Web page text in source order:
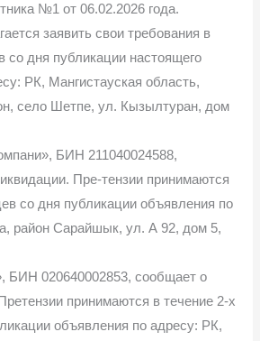
№1 от 06.02.2026 года.
заявить свои требования в
со дня публикации настоящего
РК, Мангистауская область,
село Шетпе, ул. Кызылтуран, дом
БИН 211040024588,
Пре-тензии принимаются
со дня публикации объявления по
район Сарайшык, ул. А 92, дом 5,
БИН 020640002853, сообщает о
принимаются в течение 2-х
объявления по адресу: РК,